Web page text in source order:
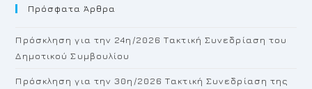
Πρόσφατα Άρθρα
Πρόσκληση για την 24η/2026 Τακτική Συνεδρίαση του
Δημοτικού Συμβουλίου
Πρόσκληση για την 30η/2026 Τακτική Συνεδρίαση της